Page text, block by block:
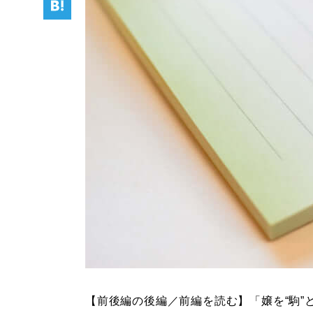
【前後編の後編／前編を読む】「嬢を“駒”